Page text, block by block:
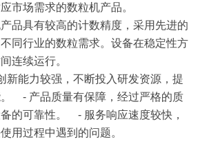
市场需求的数粒机产品。
产品具有较高的计数精度，采用先进的
同行业的数粒需求。设备在稳定性方
连续运行。
新能力较强，不断投入研发资源，提
- 产品质量有保障，经过严格的质
的可靠性。 - 服务响应速度较快，
用过程中遇到的问题。